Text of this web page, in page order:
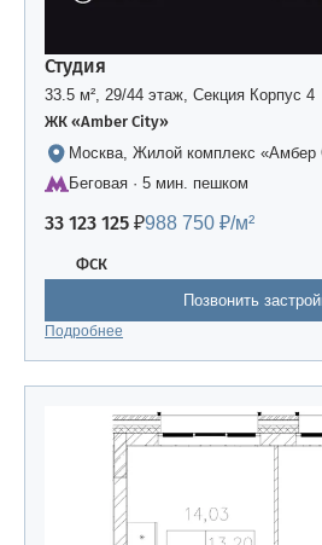
Студия
33.5 м², 29/44 этаж, Секция Корпус 4
ЖК «Amber Сity»
Москва, Жилой комплекс «Амбер
Беговая · 5 мин. пешком
33 123 125 ₽988 750 ₽/м²
ФСК
Позвонить
Подробнее